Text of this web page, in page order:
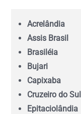
Acrelândia
Assis Brasil
Brasiléia
Bujari
Capixaba
Cruzeiro do Sul
Epitaciolândia